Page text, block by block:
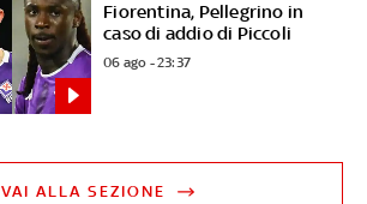
Fiorentina, Pellegrino in
caso di addio di Piccoli
06 ago - 23:37
VAI ALLA SEZIONE